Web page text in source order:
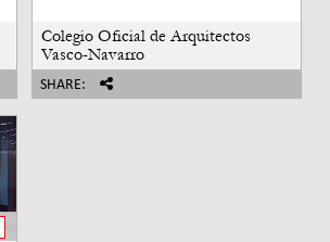
Colegio Oficial de Arquitectos
Vasco-Navarro
SHARE: